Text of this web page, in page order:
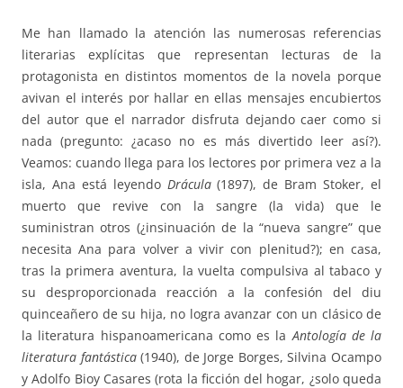
Me han llamado la atención las numerosas referencias
literarias explícitas que representan lecturas de la
protagonista en distintos momentos de la novela porque
avivan el interés por hallar en ellas mensajes encubiertos
del autor que el narrador disfruta dejando caer como si
nada (pregunto: ¿acaso no es más divertido leer así?).
Veamos: cuando llega para los lectores por primera vez a la
isla, Ana está leyendo Drácula(1897), de Bram Stoker, el
muerto que revive con la sangre (la vida) que le
suministran otros (¿insinuación de la “nueva sangre” que
necesita Ana para volver a vivir con plenitud?); en casa,
tras la primera aventura, la vuelta compulsiva al tabaco y
su desproporcionada reacción a la confesión del diu
quinceañero de su hija, no logra avanzar con un clásico de
la literatura hispanoamericana como es laAntología de la
literatura fantástica(1940), de Jorge Borges, Silvina Ocampo
y Adolfo Bioy Casares (rota la ficción del hogar, ¿solo queda